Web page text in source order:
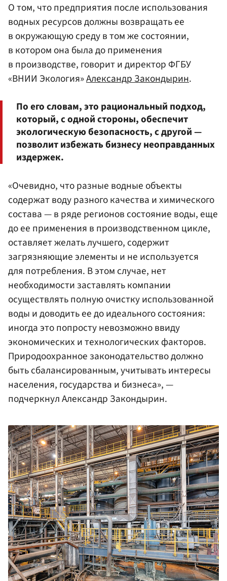
О том, что предприятия после использования
водных ресурсов должны возвращать ее
в окружающую среду в том же состоянии,
в котором она была до применения
в производстве, говорит и директор ФГБУ
«ВНИИ Экология»Александр Закондырин.
По его словам, это рациональный подход,
который, с одной стороны, обеспечит
экологическую безопасность, с другой —
позволит избежать бизнесу неоправданных
издержек.
«Очевидно, что разные водные объекты
содержат воду разного качества и химического
состава — в ряде регионов состояние воды, еще
до ее применения в производственном цикле,
оставляет желать лучшего, содержит
загрязняющие элементы и не используется
для потребления. В этом случае, нет
необходимости заставлять компании
осуществлять полную очистку использованной
воды и доводить ее до идеального состояния:
иногда это попросту невозможно ввиду
экономических и технологических факторов.
Природоохранное законодательство должно
быть сбалансированным, учитывать интересы
населения, государства и бизнеса», —
подчеркнул Александр Закондырин.